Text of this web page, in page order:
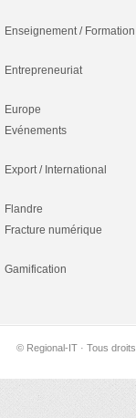
Enseignement / Formation
Entrepreneuriat
Europe
Evénements
Export / International
Flandre
Fracture numérique
Gamification
© Regional-IT · Tous